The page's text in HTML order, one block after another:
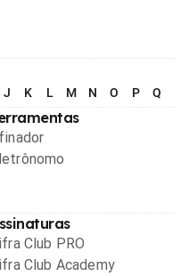
J K L M N O P Q
Club PRO
Club Academy